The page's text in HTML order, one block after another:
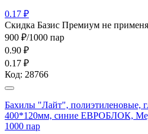
0.17 ₽
Cкидка Базис Премиум не
900 ₽/1000 пар
0.90 ₽
0.17 ₽
Код: 28766
Бахилы "Лайт", полиэтиленовые,
400*120мм, синие ЕВРОБЛОК,
1000 пар